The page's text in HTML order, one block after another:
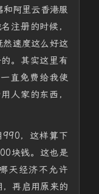
阿里云香港服
注册的时候，
速度这么好这
。其实这里有
直免费给我使
人家的东西，
990，这样算下
块钱。这也是
天经济不允许
再启用原来的